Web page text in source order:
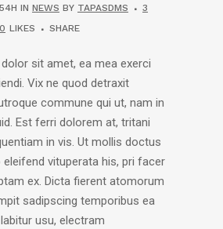
IN NEWS BY TAPASDMS
3
0 LIKES SHARE
sit amet, ea mea exerci
Vix ne quod detraxit
commune qui ut, nam in
Est ferri dolorem at, tritani
in vis. Ut mollis doctus
eleifend vituperata his, pri facer
ex. Dicta fierent atomorum
sadipscing temporibus ea
usu, electram